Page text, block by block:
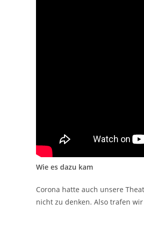
Wie es dazu kam
Corona hatte auch unsere
nicht zu denken. Also trafen